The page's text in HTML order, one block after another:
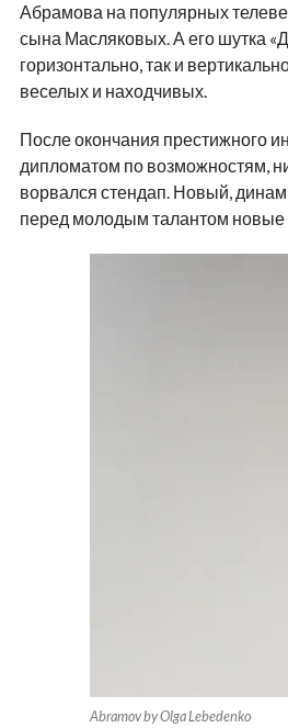
Абрамова на популярных
сына Масляковых. А его шутка
горизонтально, так и
веселых и находчивых.
После окончания престижного
дипломатом по возможностям,
ворвался стендап. Новый,
перед молодым талантом новые
Abramov by Olga Lebedenko